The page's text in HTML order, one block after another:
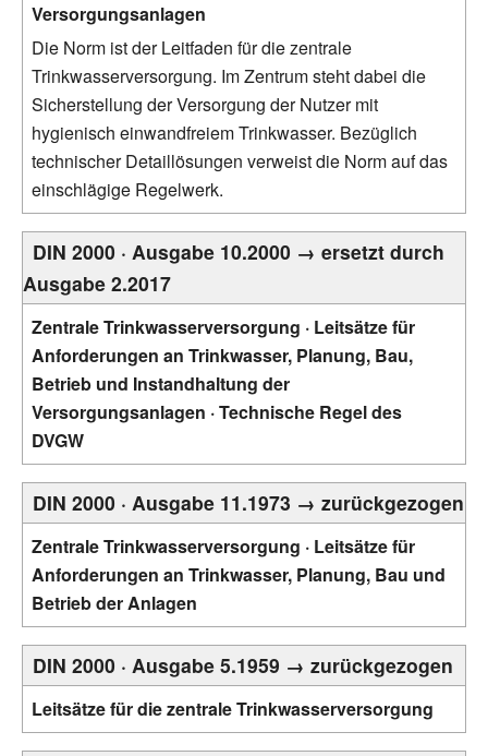
Versorgungsanlagen
Die Norm ist der Leitfaden für die zentrale
Trinkwasserversorgung. Im Zentrum steht dabei die
Sicherstellung der Versorgung der Nutzer mit
hygienisch einwandfreiem Trinkwasser. Bezüglich
technischer Detaillösungen verweist die Norm auf das
einschlägige Regelwerk.
DIN 2000 · Ausgabe 10.2000 → ersetzt durch
Ausgabe 2.2017
Zentrale Trinkwasserversorgung · Leitsätze für
Anforderungen an Trinkwasser, Planung, Bau,
Betrieb und Instandhaltung der
Versorgungsanlagen · Technische Regel des
DVGW
DIN 2000 · Ausgabe 11.1973 → zurückgezogen
Zentrale Trinkwasserversorgung · Leitsätze für
Anforderungen an Trinkwasser, Planung, Bau und
Betrieb der Anlagen
DIN 2000 · Ausgabe 5.1959 → zurückgezogen
Leitsätze für die zentrale Trinkwasserversorgung